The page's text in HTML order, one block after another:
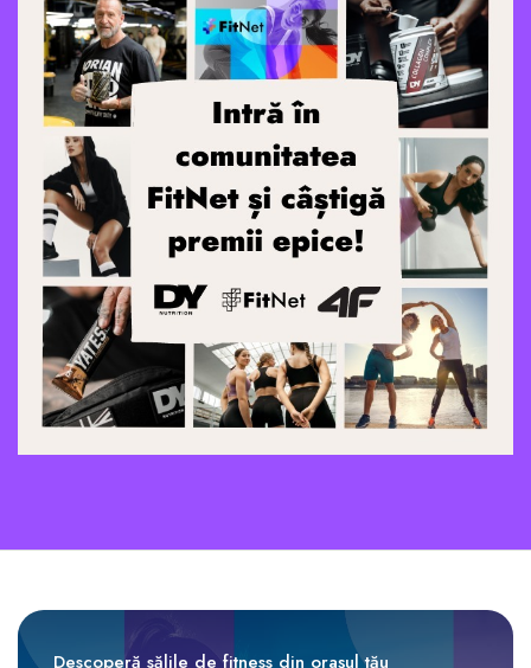
Descoperă sălile de fitness din orașul tău